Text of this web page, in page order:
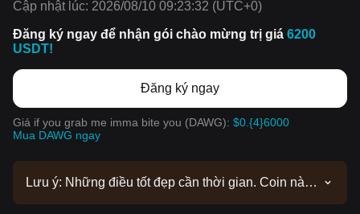
Cập nhật lúc: 2026/08/10 09:23:32 (UTC+0)
Đăng ký ngay để nhận gói chào mừng trị giá 6200
USDT!
Đăng ký ngay
Giá if you grab me imma bite you (DAWG): $0.{4}6000
Mua DAWG ngay
Lưu ý: Những điều tốt đẹp cần thời gian. Coin này